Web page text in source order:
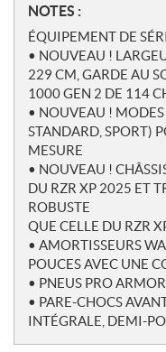
N
o
t
e
s
NOTES :
ÉQUIPEMENT DE
• NOUVEAU !
229 CM, GARDE AU
1000 GEN 2 DE 114
• NOUVEAU !
STANDARD, SPORT)
MESURE
• NOUVEAU !
DU RZR XP 2025 ET
ROBUSTE
QUE CELLE DU RZR
• AMORTISSEURS
POUCES AVEC UNE
• PNEUS PRO
• PARE-CHOCS
INTÉGRALE, DEMI-